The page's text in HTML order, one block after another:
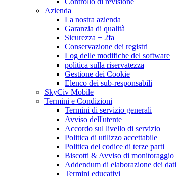
Azienda
La nostra azienda
Garanzia di qualità
Sicurezza + 2fa
Conservazione dei registri
Log delle modifiche del software
politica sulla riservatezza
Gestione dei Cookie
Elenco dei sub-responsabili
SkyCiv Mobile
Termini e Condizioni
Termini di servizio generali
Avviso dell'utente
Accordo sul livello di servizio
Politica di utilizzo accettabile
Politica del codice di terze parti
Biscotti & Avviso di monitoraggio
Addendum di elaborazione dei dati
Termini educativi